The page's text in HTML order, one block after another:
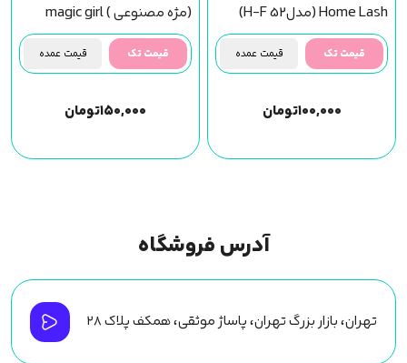
Home Lash (مدل52 H-F)
قیمت تک قیمت عمده
۱۰۰,۰۰۰تومان
(مژه مصنوعی ) magic girl
(f30) مجیک گرل
قیمت تک قیمت عمده
۱۵۰,۰۰۰تومان
آدرس فروشگاه
تهران، بازار بزرگ تهران، پاساژ موثقی، همکف پلاک ۲۸